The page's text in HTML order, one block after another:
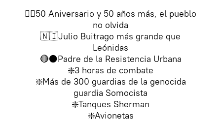
✊🏼50 Aniversario y 50 años más, el pueblo
no olvida
🇳🇮Julio Buitrago más grande que
Leónidas
🔴⚫️Padre de la Resistencia Urbana
❇️3 horas de combate
❇️Más de 300 guardias de la genocida
guardia Somocista
❇️Tanques Sherman
❇️Avionetas